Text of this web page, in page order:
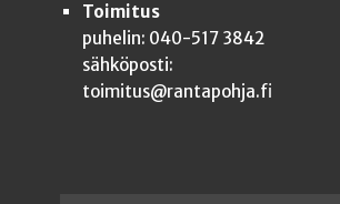
Toimitus
puhelin: 040-517 3842
sähköposti:
toimitus@rantapohja.fi